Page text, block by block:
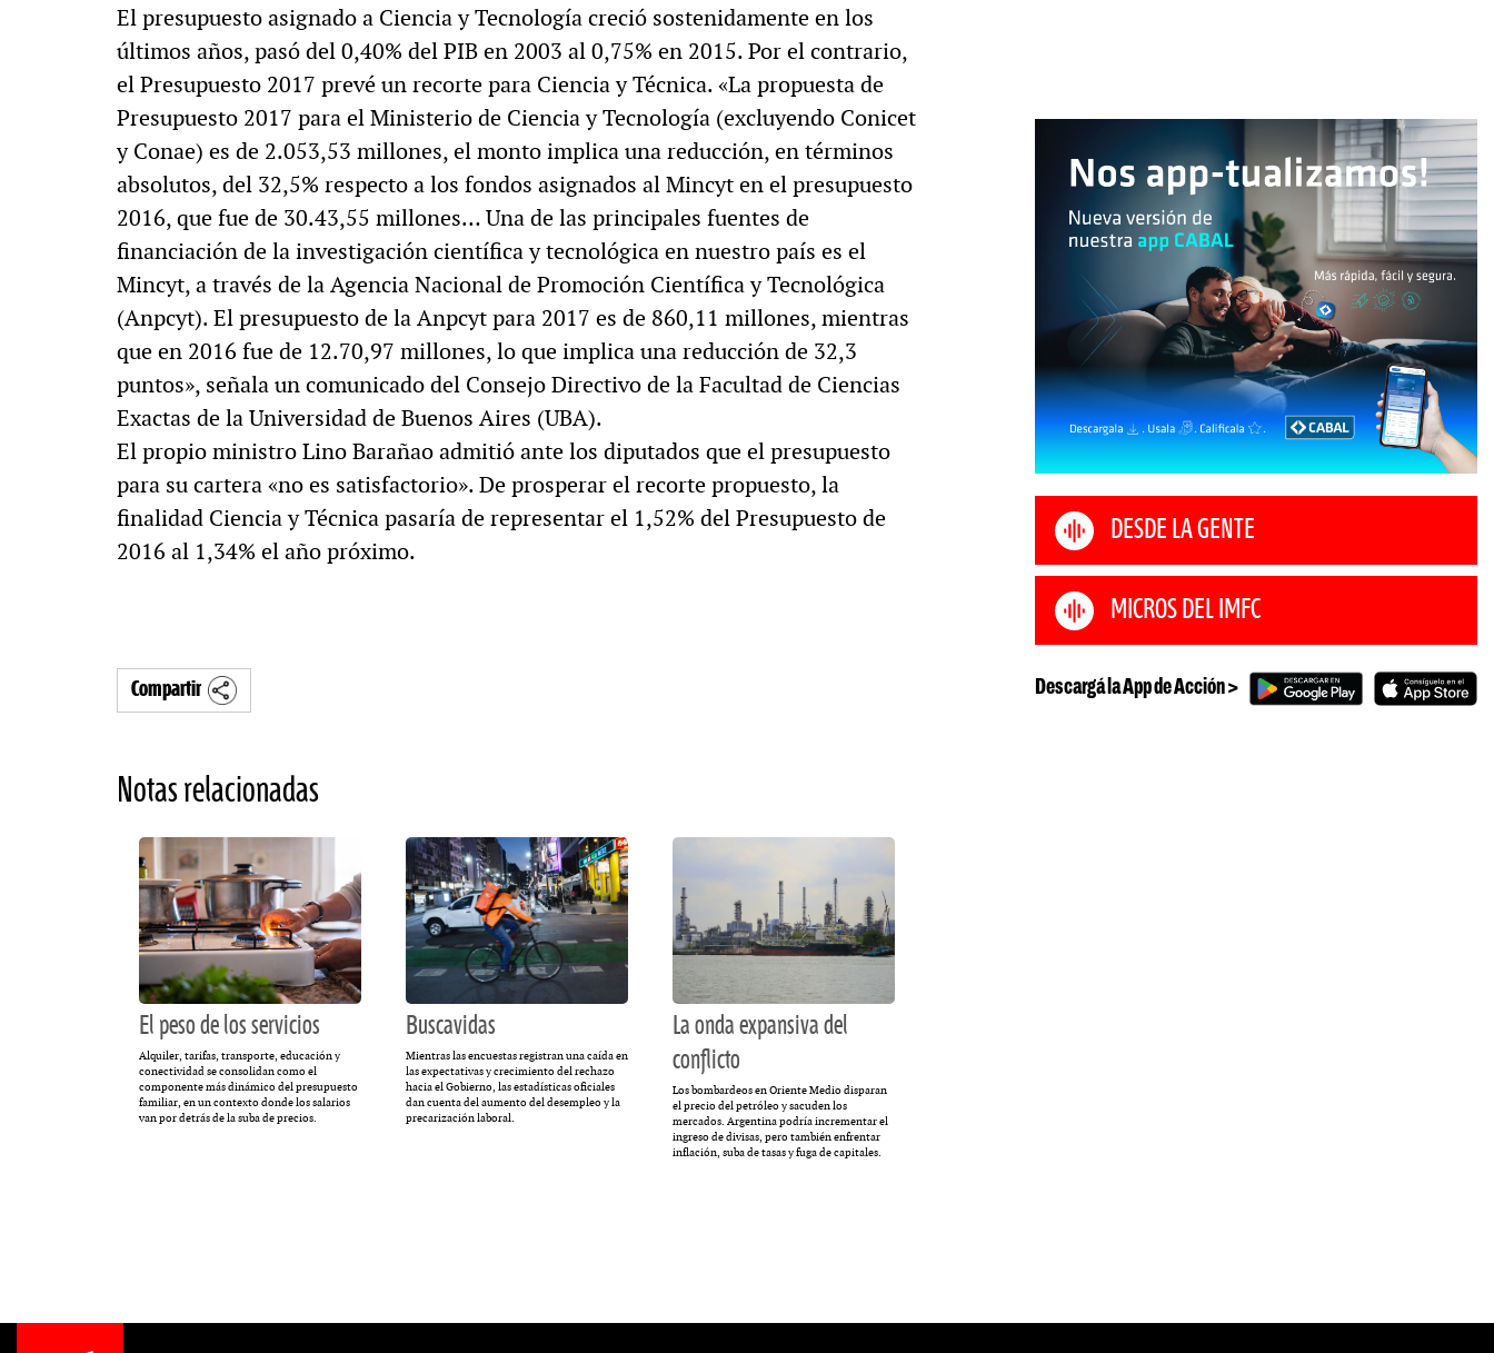
El presupuesto asignado a Ciencia y Tecnología creció sostenidamente en los
últimos años, pasó del 0,40% del PIB en 2003 al 0,75% en 2015. Por el contrario,
el Presupuesto 2017 prevé un recorte para Ciencia y Técnica. «La propuesta de
Presupuesto 2017 para el Ministerio de Ciencia y Tecnología (excluyendo Conicet
y Conae) es de 2.053,53 millones, el monto implica una reducción, en términos
absolutos, del 32,5% respecto a los fondos asignados al Mincyt en el presupuesto
2016, que fue de 30.43,55 millones… Una de las principales fuentes de
financiación de la investigación científica y tecnológica en nuestro país es el
Mincyt, a través de la Agencia Nacional de Promoción Científica y Tecnológica
(Anpcyt). El presupuesto de la Anpcyt para 2017 es de 860,11 millones, mientras
que en 2016 fue de 12.70,97 millones, lo que implica una reducción de 32,3
puntos», señala un comunicado del Consejo Directivo de la Facultad de Ciencias
Exactas de la Universidad de Buenos Aires (UBA).
El propio ministro Lino Barañao admitió ante los diputados que el presupuesto
para su cartera «no es satisfactorio». De prosperar el recorte propuesto, la
finalidad Ciencia y Técnica pasaría de representar el 1,52% del Presupuesto de
2016 al 1,34% el año próximo.
Compartir
Notas relacionadas
El peso de los servicios
Alquiler, tarifas, transporte, educación y
conectividad se consolidan como el
componente más dinámico del presupuesto
familiar, en un contexto donde los salarios
van por detrás de la suba de precios.
Buscavidas
Mientras las encuestas registran una caída en
las expectativas y crecimiento del rechazo
hacia el Gobierno, las estadísticas oficiales
dan cuenta del aumento del desempleo y la
precarización laboral.
La onda expansiva del
conflicto
Los bombardeos en Oriente Medio disparan
el precio del petróleo y sacuden los
mercados. Argentina podría incrementar el
ingreso de divisas, pero también enfrentar
inflación, suba de tasas y fuga de capitales.
DESDE LA GENTE
MICROS DEL IMFC
Descargá la App de Acción >